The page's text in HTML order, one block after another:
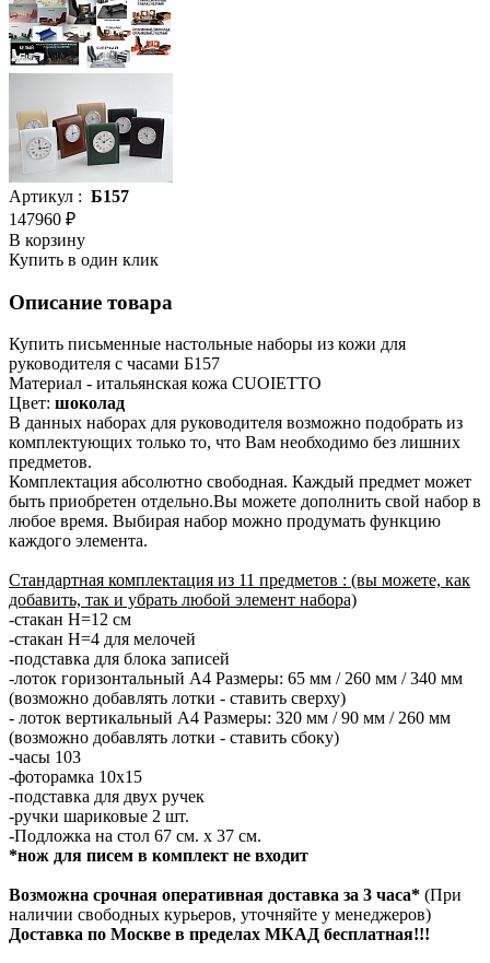
Артикул : Б157
147960 ₽
В корзину
Купить в один клик
Описание товара
Купить письменные настольные наборы из кожи для
руководителя с часами Б157
Материал - итальянская кожа СUOIETTO
Цвет: шоколад
В данных наборах для руководителя возможно подобрать из
комплектующих только то, что Вам необходимо без лишних
предметов.
Комплектация абсолютно свободная. Каждый предмет может
быть приобретен отдельно.Вы можете дополнить свой набор в
любое время. Выбирая набор можно продумать функцию
каждого элемента.
Стандартная комплектация из 11 предметов : (вы можете, как
добавить, так и убрать любой элемент набора)
-стакан Н=12 см
-стакан Н=4 для мелочей
-подставка для блока записей
-лоток горизонтальный А4 Размеры: 65 мм / 260 мм / 340 мм
(возможно добавлять лотки - ставить сверху)
- лоток вертикальный А4 Размеры: 320 мм / 90 мм / 260 мм
(возможно добавлять лотки - ставить сбоку)
-часы 103
-фоторамка 10х15
-подставка для двух ручек
-ручки шариковые 2 шт.
-Подложка на стол 67 см. х 37 см.
*нож для писем в комплект не входит
Возможна срочная оперативная доставка за 3 часа* (При
наличии свободных курьеров, уточняйте у менеджеров)
Доставка по Москве в пределах МКАД бесплатная!!!